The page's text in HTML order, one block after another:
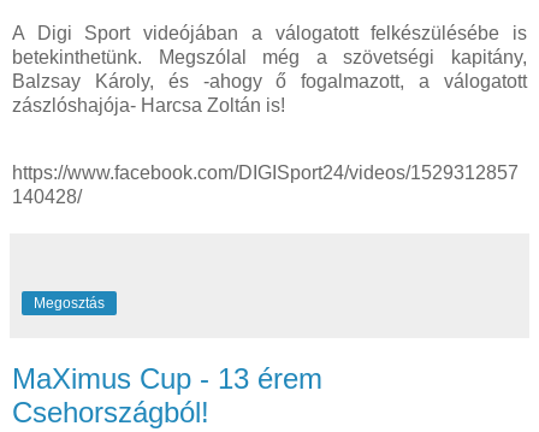
A Digi Sport videójában a válogatott felkészülésébe is
betekinthetünk. Megszólal még a szövetségi kapitány,
Balzsay Károly, és -ahogy ő fogalmazott, a válogatott
zászlóshajója- Harcsa Zoltán is!
https://www.facebook.com/DIGISport24/videos/1529312857
140428/
Megosztás
MaXimus Cup - 13 érem
Csehországból!